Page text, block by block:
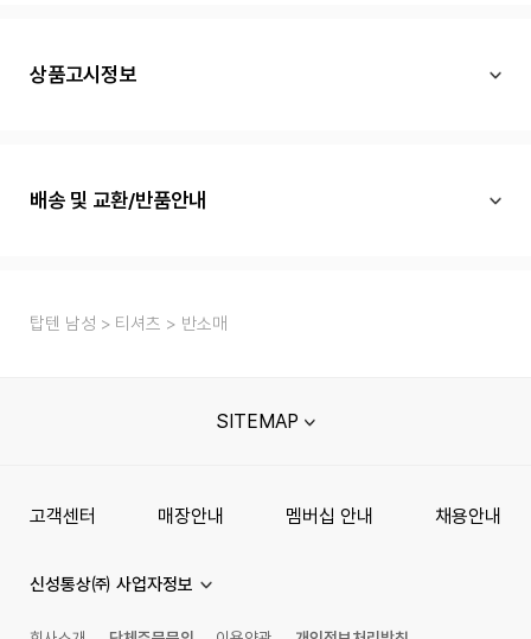
상품고시정보
배송 및 교환/반품안내
탑텐 남성 티셔츠 반소매
SITEMAP
고객센터 매장안내 멤버십 안내 채용안내
신성통상㈜ 사업자정보